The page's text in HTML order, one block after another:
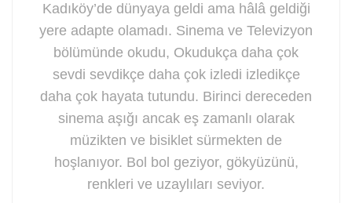
Kadıköy’de dünyaya geldi ama hâlâ geldiği
yere adapte olamadı. Sinema ve Televizyon
bölümünde okudu, Okudukça daha çok
sevdi sevdikçe daha çok izledi izledikçe
daha çok hayata tutundu. Birinci dereceden
sinema aşığı ancak eş zamanlı olarak
müzikten ve bisiklet sürmekten de
hoşlanıyor. Bol bol geziyor, gökyüzünü,
renkleri ve uzaylıları seviyor.